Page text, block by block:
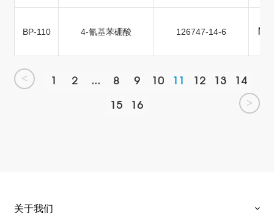
BP-110 4-氰基苯硼酸 126747-14-6
< 1 2 ... 8 9 10 11 12 13
14
15
16 >
关于我们